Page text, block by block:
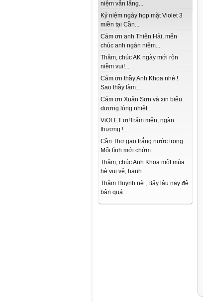
niệm vẫn lắng...
Kỷ niệm ngày họp mặt Violet 3
miền tại Cần...
Cám ơn anh Thiện Hải, mến
chúc anh ngàn niềm...
Thăm, chúc AK ngày mới rộn
niềm vui!...
Cám ơn thầy Anh Khoa nhé !
Sao thầy làm...
Cám ơn Xuân Sơn và xin biểu
dương lòng nhiệt...
ViOLET ơi!Trăm mến, ngàn
thương !...
Cần Thơ gạo trắng nước trong
Mối tình mới chớm...
Thăm, chúc Anh Khoa một mùa
hè vui vẻ, hạnh...
Thăm Huynh nè , Bấy lâu nay đệ
bận quá...